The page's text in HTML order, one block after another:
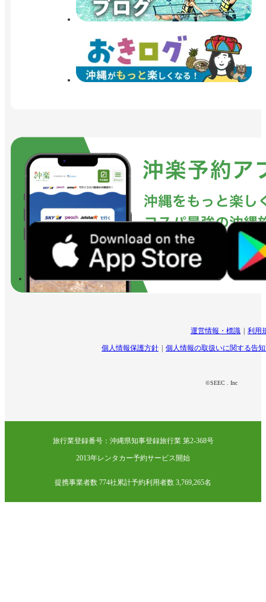
運営情報・標識 利用
個人情報保護方針 個人情報の取扱いに関する告
©SEEC . Inc
旅行業登録番号：沖縄県知事登録旅行業 第2-368号
2013年レンタカー予約サービス開始
提携事業者数 774社累計予約利用者数 3,769,265名